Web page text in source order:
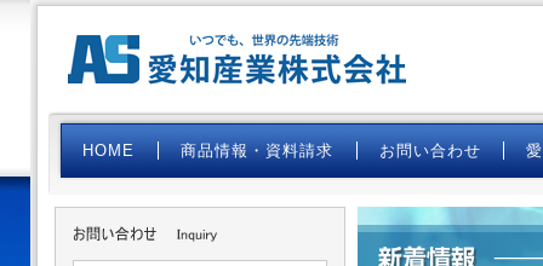
HOME 商品情報・資料請求 お問い合わせ